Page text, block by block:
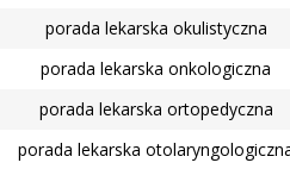
porada lekarska okulistyczna
porada lekarska onkologiczna
porada lekarska ortopedyczna
porada lekarska